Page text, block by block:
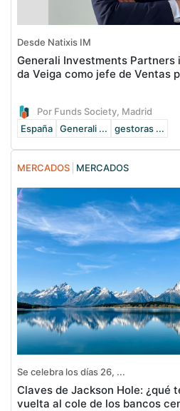
Desde Natixis IM
Generali Investments Partners
da Veiga como jefe de Ventas
Por Funds Society, Madrid
España
Generali ... gestoras ...
MERCADOS MERCADOS
Se celebra los días 26, ...
Claves de Jackson Hole: ¿qué
vuelta al cole de los bancos